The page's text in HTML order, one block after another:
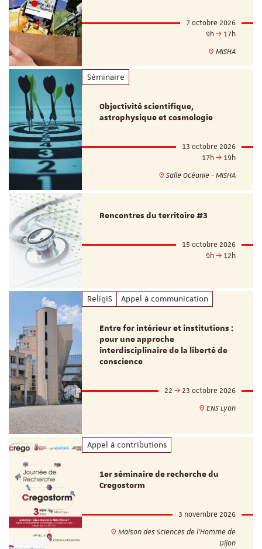
7 octobre 2026
9h
17h
MISHA
Séminaire
Objectivité scientifique,
astrophysique et cosmologie
13 octobre 2026
17h
19h
Salle Océanie - MISHA
Rencontres du territoire #3
15 octobre 2026
9h
12h
ReligiS Appel à communication
Entre for intérieur et institutions :
pour une approche
interdisciplinaire de la liberté de
conscience
22
23 octobre 2026
ENS Lyon
Appel à contributions
1er séminaire de recherche du
Cregostorm
3 novembre 2026
Maison des Sciences de l'Homme de
Dijon